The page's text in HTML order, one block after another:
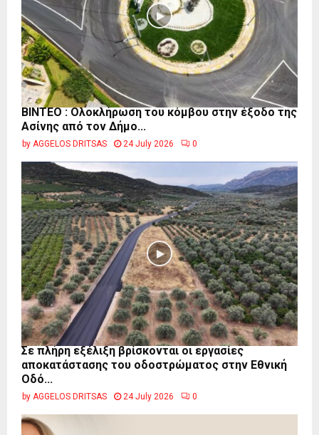
ΒΙΝΤΕΟ : Ολοκλήρωση του κόμβου στην έξοδο της
Ασίνης από τον Δήμο...
by AGGELOS DRITSAS 24 July 2026 0
Σε πλήρη εξέλιξη βρίσκονται οι εργασίες
αποκατάστασης του οδοστρώματος στην Εθνική
Οδό...
by AGGELOS DRITSAS 24 July 2026 0